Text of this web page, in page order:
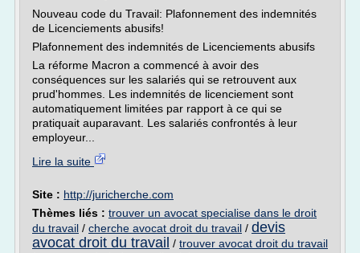
Nouveau code du Travail: Plafonnement des indemnités
de Licenciements abusifs!
Plafonnement des indemnités de Licenciements abusifs
La réforme Macron a commencé à avoir des
conséquences sur les salariés qui se retrouvent aux
prud'hommes. Les indemnités de licenciement sont
automatiquement limitées par rapport à ce qui se
pratiquait auparavant. Les salariés confrontés à leur
employeur...
Lire la suite
Site : http://juricherche.com
Thèmes liés : trouver un avocat specialise dans le droit
du travail / cherche avocat droit du travail / devis
avocat droit du travail / trouver avocat droit du travail